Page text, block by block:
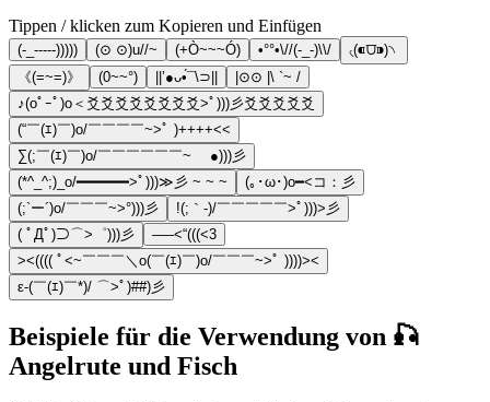
Tippen / klicken zum Kopieren und Einfügen
(-_-----))))) (⊙ ⊙)u//~ (+Ò~~~Ó) •°°•\//(-_-)\\/
৻(⁌⩌⁍)৲
《(=~=)》
(0~~°) ||’●ᴗ•́¯\⊃||
|⊙⊙ |\ `~ /
♪(oﾟｰﾟ)o＜爻爻爻爻爻爻爻爻>ﾟ)))彡爻爻爻爻爻
(“￣(ｴ)￣)o/￣￣￣￣~>ﾟ )++++<<
∑(;￣(ｴ)￣)o/￣￣￣￣￣￣~ ゞ●)))彡
(*^_^;)_o/━━━━━━>ﾟ)))≫彡 ~ ~ ~
(｡･ω･)o━<コ：彡
(;`ー´)o/￣￣￣~>°)))彡
!(;｀-)/￣￣￣￣￣>ﾟ)))>彡
( ﾟДﾟ)⊃⌒>゜)))彡
—–<“(((<3
><(((( ﾟ<~￣￣￣＼o(￣(ｴ)￣)o/￣￣￣~>ﾟ ))))><
ε-(￣(ｴ)￣*)/ ⌒>ﾟ)##)彡
Beispiele für die Verwendung von 🎣
Angelrute und Fisch